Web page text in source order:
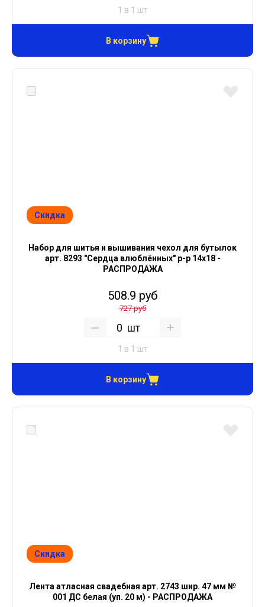
1 в 1 шт
В корзину
Скидка
Набор для шитья и вышивания чехол для бутылок
арт. 8293 "Сердца влюблённых" р-р 14х18 -
РАСПРОДАЖА
508.9 руб
727 руб
шт
1 в 1 шт
В корзину
Скидка
Лента атласная свадебная арт. 2743 шир. 47 мм №
001 ДС белая (уп. 20 м) - РАСПРОДАЖА